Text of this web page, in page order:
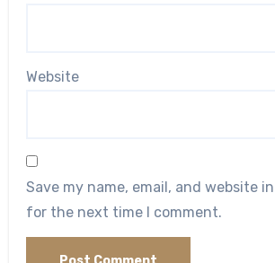
Website
Save my name, email, and website
for the next time I comment.